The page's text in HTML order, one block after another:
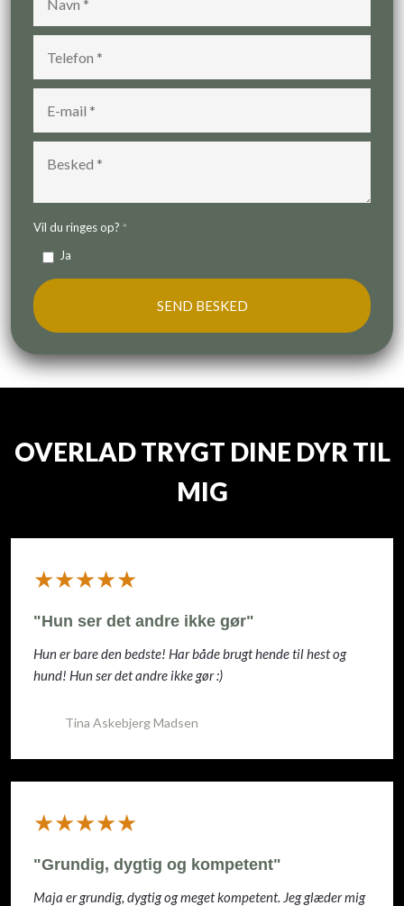
Vil du ringes op? *
Ja
OVERLAD TRYGT DINE DYR TIL
MIG
​★★★★★
"Hun ser det andre ikke gør"
Hun er bare den bedste! Har både brugt hende til hest og
hund! Hun ser det andre ikke gør :)
Tina Askebjerg Madsen
​★★★★★
"Grundig, dygtig og kompetent"
Maja er grundig, dygtig og meget kompetent. Jeg glæder mig